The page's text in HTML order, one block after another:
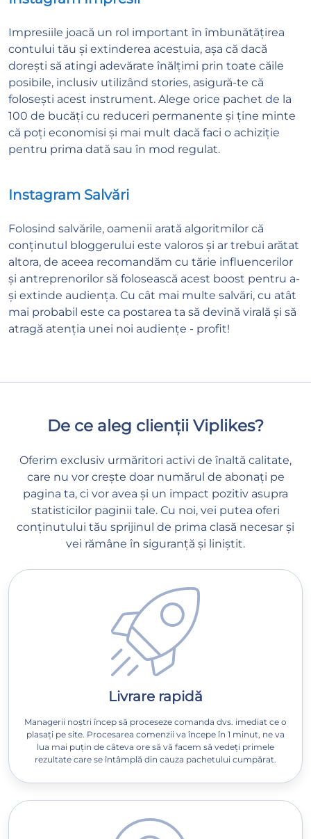
Impresiile joacă un rol important în îmbunătățirea
contului tău și extinderea acestuia, așa că dacă
dorești să atingi adevărate înălțimi prin toate căile
posibile, inclusiv utilizând stories, asigură-te că
folosești acest instrument. Alege orice pachet de la
100 de bucăți cu reduceri permanente și ține minte
că poți economisi și mai mult dacă faci o achiziție
pentru prima dată sau în mod regulat.
Instagram Salvări
Folosind salvările, oamenii arată algoritmilor că
conținutul bloggerului este valoros și ar trebui arătat
altora, de aceea recomandăm cu tărie influencerilor
și antreprenorilor să folosească acest boost pentru a-
și extinde audiența. Cu cât mai multe salvări, cu atât
mai probabil este ca postarea ta să devină virală și să
atragă atenția unei noi audiențe - profit!
De ce aleg clienții Viplikes?
Oferim exclusiv urmăritori activi de înaltă calitate,
care nu vor crește doar numărul de abonați pe
pagina ta, ci vor avea și un impact pozitiv asupra
statisticilor paginii tale. Cu noi, vei putea oferi
conținutului tău sprijinul de prima clasă necesar și
vei rămâne în siguranță și liniștit.
Livrare rapidă
Managerii noștri încep să proceseze comanda dvs. imediat ce o
plasați pe site. Procesarea comenzii va începe în 1 minut, ne va
lua mai puțin de câteva ore să vă facem să vedeți primele
rezultate care se întâmplă din cauza pachetului cumpărat.